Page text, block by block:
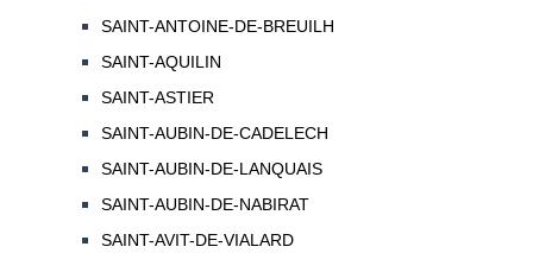
SAINT-ANTOINE-DE-BREUILH
SAINT-AQUILIN
SAINT-ASTIER
SAINT-AUBIN-DE-CADELECH
SAINT-AUBIN-DE-LANQUAIS
SAINT-AUBIN-DE-NABIRAT
SAINT-AVIT-DE-VIALARD